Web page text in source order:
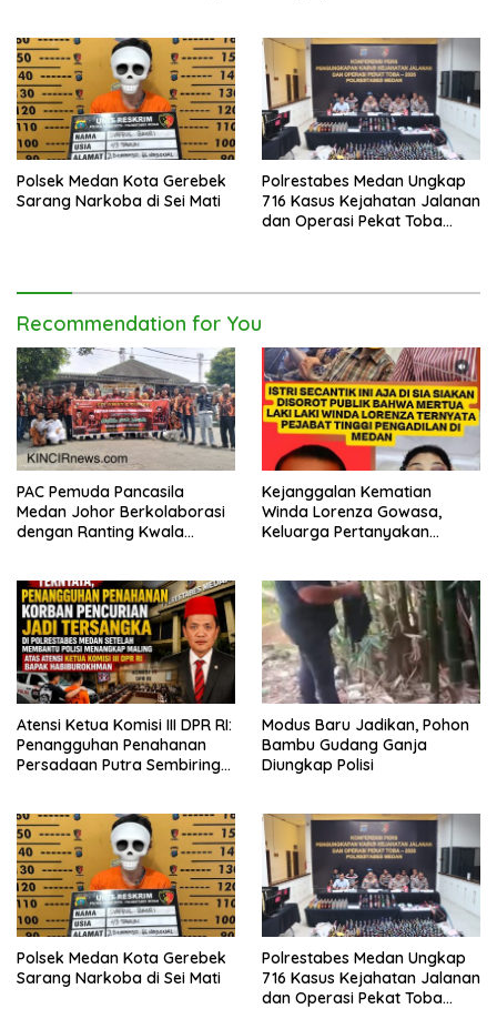
Polsek Medan Kota Gerebek
Sarang Narkoba di Sei Mati
Polrestabes Medan Ungkap
716 Kasus Kejahatan Jalanan
dan Operasi Pekat Toba
Recommendation for You
PAC Pemuda Pancasila
Medan Johor Berkolaborasi
dengan Ranting Kwala
Jemaah dan Pengguna Jalan
Kejanggalan Kematian
Winda Lorenza Gowasa,
Keluarga Pertanyakan
Atensi Ketua Komisi III DPR RI:
Penangguhan Penahanan
Persadaan Putra Sembiring
Modus Baru Jadikan, Pohon
Bambu Gudang Ganja
Diungkap Polisi
Polsek Medan Kota Gerebek
Sarang Narkoba di Sei Mati
Polrestabes Medan Ungkap
716 Kasus Kejahatan Jalanan
dan Operasi Pekat Toba